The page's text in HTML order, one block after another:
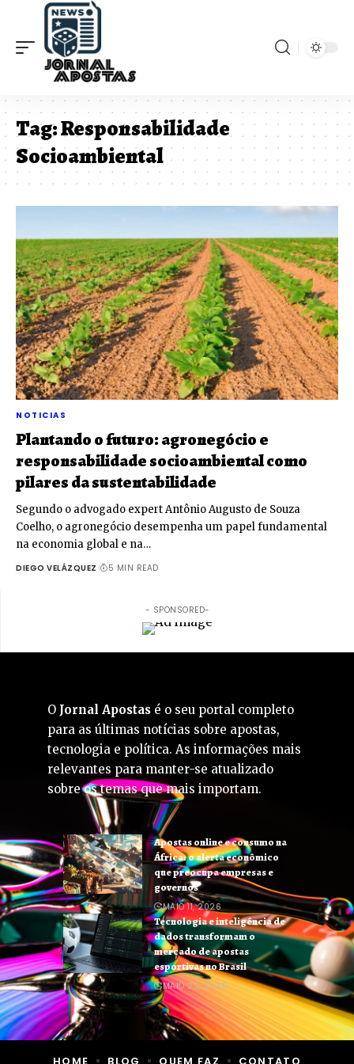
Tag:Responsabilidade
Socioambiental
NOTICIAS
Plantando o futuro: agronegócio e
responsabilidade socioambiental como
pilares da sustentabilidade
Segundo o advogado expert Antônio Augusto de Souza
Coelho, o agronegócio desempenha um papel fundamental
na economia global e na…
DIEGO VELÁZQUEZ 5 MIN READ
- SPONSORED-
O Jornal Apostas é o seu portal completo
para as últimas notícias sobre apostas,
tecnologia e política. As informações mais
relevantes para manter-se atualizado
sobre os temas que mais importam.
Apostas online e consumo na
África: o alerta econômico
que preocupa empresas e
governos
MAIO 11, 2026
Tecnologia e inteligência de
dados transformam o
mercado de apostas
esportivas no Brasil
MAIO 22, 2026